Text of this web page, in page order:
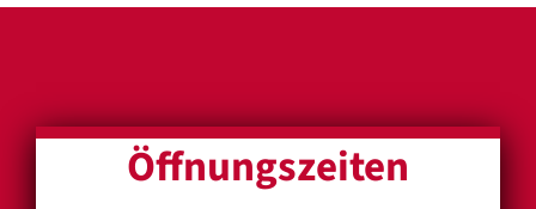
Öffnungszeiten